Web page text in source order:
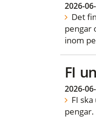
2026-
Det
pengar
inom
FI
2026-
FI